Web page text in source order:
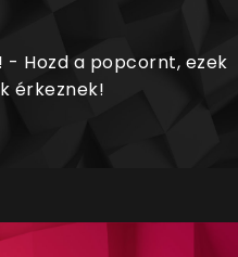
Hozd a popcornt, ezek
érkeznek!